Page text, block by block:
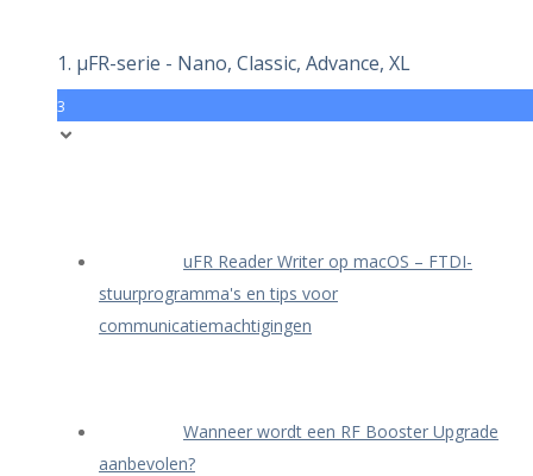
1. μFR-serie - Nano, Classic, Advance, XL
3
uFR Reader Writer op macOS – FTDI-
stuurprogramma's en tips voor
communicatiemachtigingen
Wanneer wordt een RF Booster Upgrade
aanbevolen?